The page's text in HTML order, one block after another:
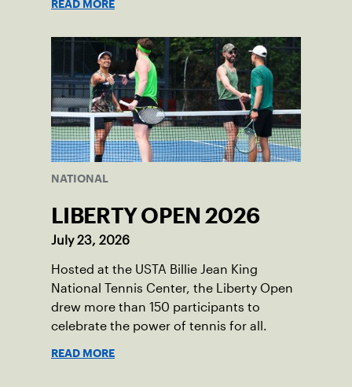
READ MORE
NATIONAL
LIBERTY OPEN 2026
July 23, 2026
Hosted at the USTA Billie Jean King
National Tennis Center, the Liberty Open
drew more than 150 participants to
celebrate the power of tennis for all.
READ MORE